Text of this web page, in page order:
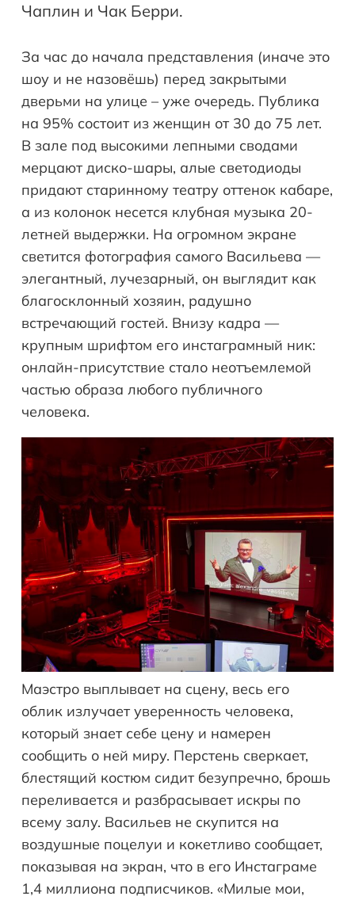
Чаплин и Чак Берри.
За час до начала представления (иначе это
шоу и не назовёшь) перед закрытыми
дверьми на улице – уже очередь. Публика
на 95% состоит из женщин от 30 до 75 лет.
В зале под высокими лепными сводами
мерцают диско-шары, алые светодиоды
придают старинному театру оттенок кабаре,
а из колонок несется клубная музыка 20-
летней выдержки. На огромном экране
светится фотография самого Васильева —
элегантный, лучезарный, он выглядит как
благосклонный хозяин, радушно
встречающий гостей. Внизу кадра —
крупным шрифтом его инстаграмный ник:
онлайн-присутствие стало неотъемлемой
частью образа любого публичного
человека.
Маэстро выплывает на сцену, весь его
облик излучает уверенность человека,
который знает себе цену и намерен
сообщить о ней миру. Перстень сверкает,
блестящий костюм сидит безупречно, брошь
переливается и разбрасывает искры по
всему залу. Васильев не скупится на
воздушные поцелуи и кокетливо сообщает,
показывая на экран, что в его Инстаграме
1,4 миллиона подписчиков. «Милые мои,